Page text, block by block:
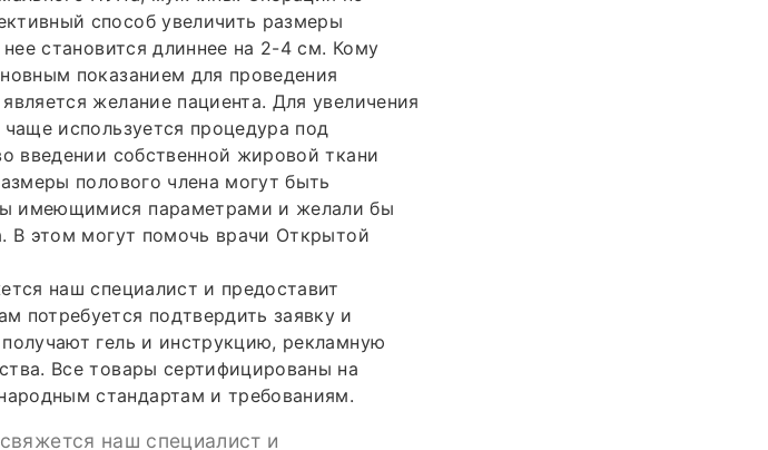
способ увеличить размеры
становится длиннее на 2-4 см. Кому
показанием для проведения
желание пациента. Для увеличения
используется процедура под
введении собственной жировой ткани
полового члена могут быть
имеющимися параметрами и желали бы
В этом могут помочь врачи Открытой
наш специалист и предоставит
потребуется подтвердить заявку и
гель и инструкцию, рекламную
Все товары сертифицированы на
стандартам и требованиям.
наш специалист и